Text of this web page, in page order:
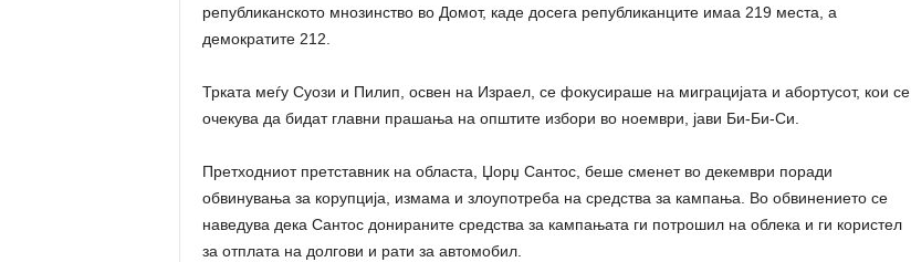
републиканското мнозинство во Домот, каде досега републиканците имаа 219 места, а
демократите 212.
Трката меѓу Суози и Пилип, освен на Израел, се фокусираше на миграцијата и абортусот, кои се
очекува да бидат главни прашања на општите избори во ноември, јави Би-Би-Си.
Претходниот претставник на областа, Џорџ Сантос, беше сменет во декември поради
обвинувања за корупција, измама и злоупотреба на средства за кампања. Во обвинението се
наведува дека Сантос донираните средства за кампањата ги потрошил на облека и ги користел
за отплата на долгови и рати за автомобил.